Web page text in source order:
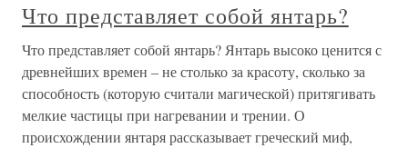
Что представляет собой янтарь?
Что представляет собой янтарь? Янтарь высоко ценится с
древнейших времен – не столько за красоту, сколько за
способность (которую считали магической) притягивать
мелкие частицы при нагревании и трении. О
происхождении янтаря рассказывает греческий миф,